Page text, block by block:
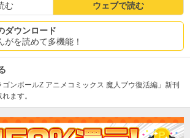
む ウェブで読む
ダウンロード
がを読めて多機能！
ゴンボールZ アニメコミックス 魔人ブウ復活編」新刊
ます。